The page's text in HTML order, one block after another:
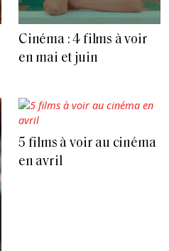
Cinéma : 4 films à voir
en mai et juin
5 films à voir au cinéma
en avril